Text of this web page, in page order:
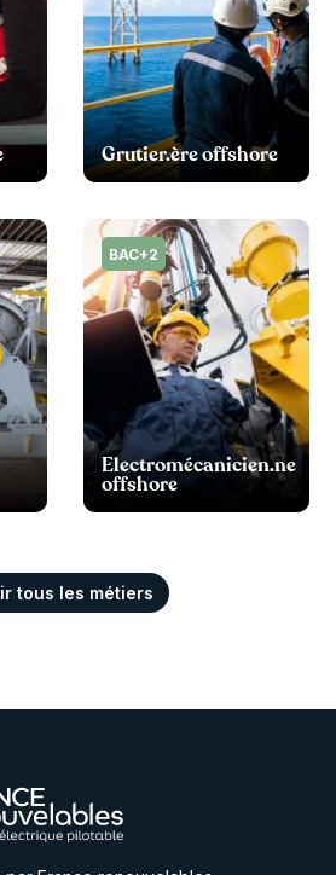
Grutier.ère offshore
BAC+2
Electromécanicien.ne
offshore
tous les métiers